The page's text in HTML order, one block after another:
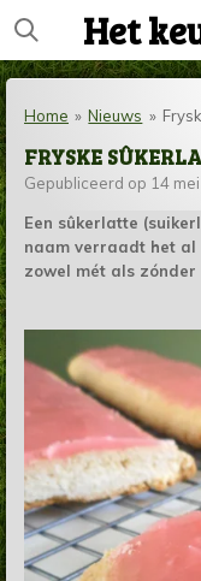
Ga
direct
naar
hoofdinhoud
Het
Home » Nieuws »
FRYSKE
Gepubliceerd op 14
Een sûkerlatte
naam verraadt het al
zowel mét als